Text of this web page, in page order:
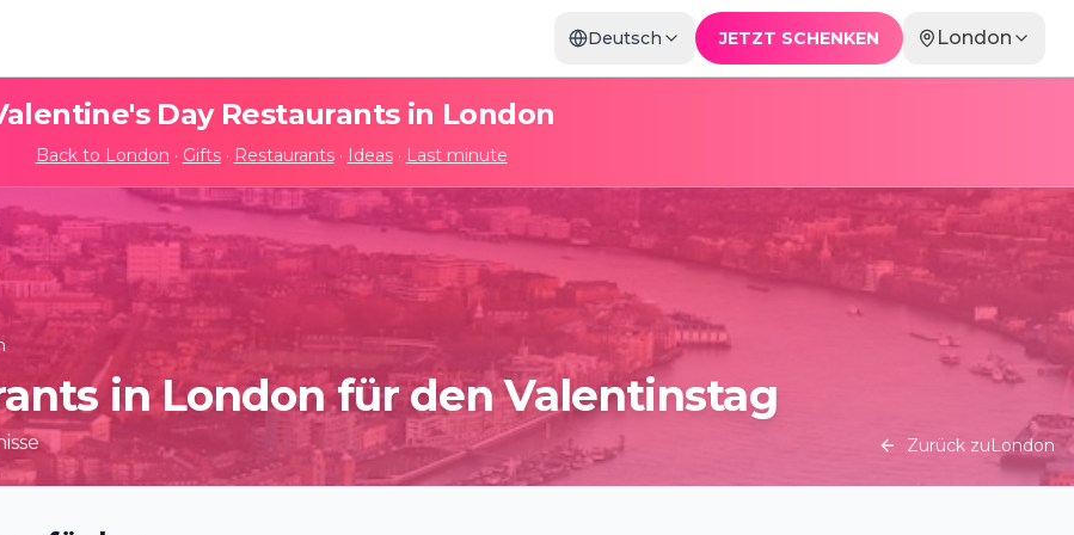
Deutsch JETZT SCHENKEN London
Day Restaurants in London
Back to London · Gifts· Restaurants· Ideas· Last minute
in London für den Valentinstag
Zurück zuLondon